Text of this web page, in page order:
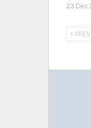
23 Dec
PREV